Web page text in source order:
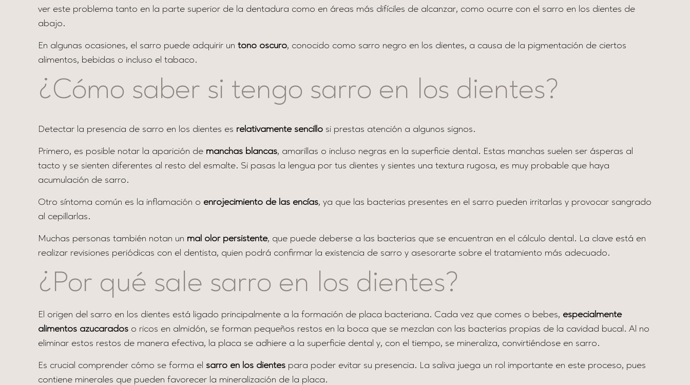
ver este problema tanto en la parte superior de la dentadura como en áreas más difíciles de alcanzar, como ocurre con el sarro en los dientes de
abajo.
En algunas ocasiones, el sarro puede adquirir untono oscuro, conocido como sarro negro en los dientes, a causa de la pigmentación de ciertos
alimentos, bebidas o incluso el tabaco.
¿Cómo saber si tengo sarro en los dientes?
Detectar la presencia de sarro en los dientes es relativamente sencillo si prestas atención a algunos signos.
Primero, es posible notar la aparición de manchas blancas, amarillas o incluso negras en la superficie dental. Estas manchas suelen ser ásperas al
tacto y se sienten diferentes al resto del esmalte. Si pasas la lengua por tus dientes y sientes una textura rugosa, es muy probable que haya
acumulación de sarro.
Otro síntoma común es la inflamación o enrojecimiento de las encías, ya que las bacterias presentes en el sarro pueden irritarlas y provocar sangrado
al cepillarlas.
Muchas personas también notan un mal olor persistente, que puede deberse a las bacterias que se encuentran en el cálculo dental. La clave está en
realizar revisiones periódicas con el dentista, quien podrá confirmar la existencia de sarro y asesorarte sobre el tratamiento más adecuado.
¿Por qué sale sarro en los dientes?
El origen del sarro en los dientes está ligado principalmente a la formación de placa bacteriana. Cada vez que comes o bebes, especialmente
alimentos azucarados o ricos en almidón, se forman pequeños restos en la boca que se mezclan con las bacterias propias de la cavidad bucal. Al no
eliminar estos restos de manera efectiva, la placa se adhiere a la superficie dental y, con el tiempo, se mineraliza, convirtiéndose en sarro.
Es crucial comprender cómo se forma el sarro en los dientes para poder evitar su presencia. La saliva juega un rol importante en este proceso, pues
contiene minerales que pueden favorecer la mineralización de la placa.